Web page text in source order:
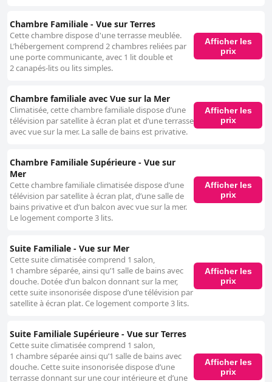
Chambre Familiale - Vue sur Terres
Cette chambre dispose d'une terrasse meublée.
L’hébergement comprend 2 chambres reliées par
une porte communicante, avec 1 lit double et
2 canapés-lits ou lits simples.
Afficher les
prix
Chambre familiale avec Vue sur la Mer
Climatisée, cette chambre familiale dispose d’une
télévision par satellite à écran plat et d’une terrasse
avec vue sur la mer. La salle de bains est privative.
Afficher les
prix
Chambre Familiale Supérieure - Vue sur
Mer
Cette chambre familiale climatisée dispose d’une
télévision par satellite à écran plat, d’une salle de
bains privative et d’un balcon avec vue sur la mer.
Le logement comporte 3 lits.
Afficher les
prix
Suite Familiale - Vue sur Mer
Cette suite climatisée comprend 1 salon,
1 chambre séparée, ainsi qu’1 salle de bains avec
douche. Dotée d’un balcon donnant sur la mer,
cette suite insonorisée dispose d’une télévision par
satellite à écran plat. Ce logement comporte 3 lits.
Afficher les
prix
Suite Familiale Supérieure - Vue sur Terres
Cette suite climatisée comprend 1 salon,
1 chambre séparée ainsi qu’1 salle de bains avec
douche. Cette suite insonorisée dispose d’une
terrasse donnant sur une cour intérieure et d’une
Afficher les
prix